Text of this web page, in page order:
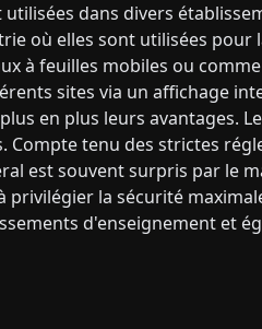
utilisées dans divers
où elles sont utilisées
à feuilles mobiles ou
sites via un affichage
en plus leurs avantages.
Compte tenu des strictes
est souvent surpris par le
privilégier la sécurité
d'enseignement et